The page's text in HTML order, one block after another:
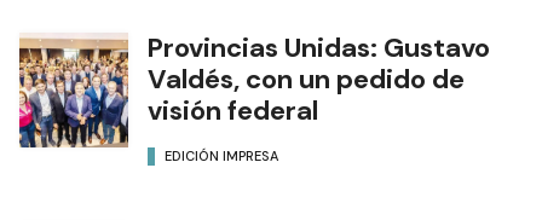
Provincias Unidas: Gustavo
Valdés, con un pedido de
visión federal
EDICIÓN IMPRESA